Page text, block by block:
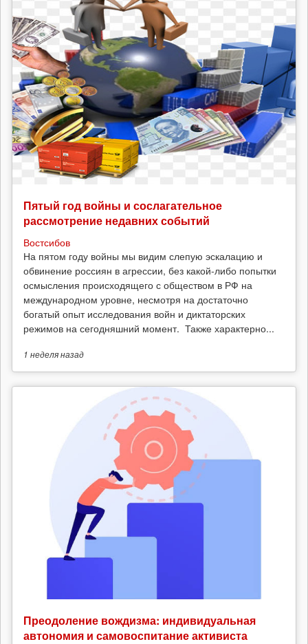
Пятый год войны и сослагательное
рассмотрение недавних событий
Востсибов
На пятом году войны мы видим слепую эскалацию и
обвинение россиян в агрессии, без какой-либо попытки
осмысления происходящего с обществом в РФ на
международном уровне, несмотря на достаточно
богатый опыт исследования войн и диктаторских
режимов на сегодняшний момент. Также характерно...
1 неделяназад
Преодоление вождизма: индивидуальная
автономия и самовоспитание активиста